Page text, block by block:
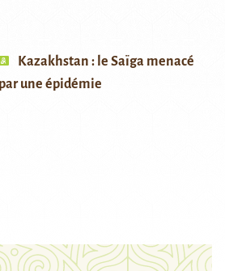
Kazakhstan : le Saïga menacé
par une épidémie